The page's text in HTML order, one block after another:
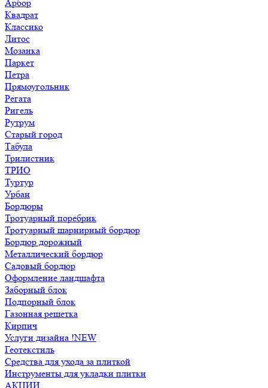
Арбор
Квадрат
Классико
Литос
Мозаика
Паркет
Петра
Прямоугольник
Регата
Ригель
Рутрум
Старый город
Табула
Трилистник
ТРИО
Туртур
Урбан
Бордюры
Тротуарный поребрик
Тротуарный шарнирный бордюр
Бордюр дорожный
Металлический бордюр
Садовый бордюр
Оформление ландшафта
Заборный блок
Подпорный блок
Газонная решетка
Кирпич
Услуги дизайна !NEW
Геотекстиль
Средства для ухода за плиткой
Инструменты для укладки плитки
АКЦИИ